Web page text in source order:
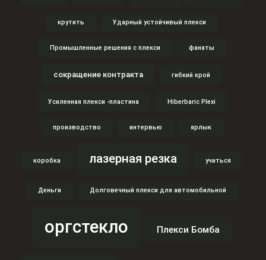
крутить Ударный устойчивый плекси
Промышленные решения с плекси фанаты
сокращение контракта гибкий крой
Усиленная плекси -пластина Hiberbaric Plexi
производство интервью ярлык
коробка лазерная резка учиться
Деньги Долговечный плекси для автомобильной
оргстекло Плекси Бомба